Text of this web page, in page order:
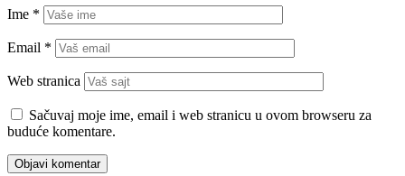
Ime *
Email *
Web stranica
Sačuvaj moje ime, email i web stranicu u ovom browseru za
buduće komentare.